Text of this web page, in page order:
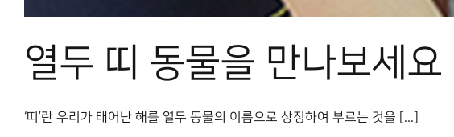
열두 띠 동물을 만나보세요
‘띠’란 우리가 태어난 해를 열두 동물의 이름으로 상징하여 부르는 것을 [...]